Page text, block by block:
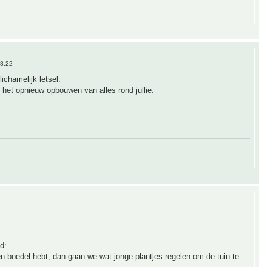
letsel.
opnieuw opbouwen van alles rond jullie.
boedel hebt, dan gaan we wat jonge plantjes regelen om de tuin te